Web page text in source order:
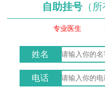
自助挂号 （
专业医生
姓名
电话